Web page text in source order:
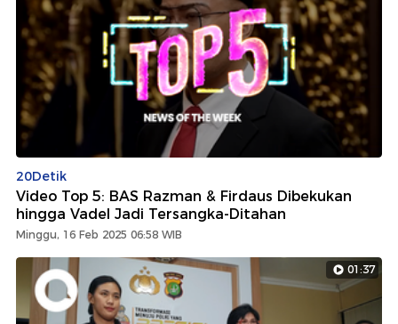
20Detik
Video Top 5: BAS Razman & Firdaus Dibekukan
hingga Vadel Jadi Tersangka-Ditahan
Minggu, 16 Feb 2025 06:58 WIB
01:37